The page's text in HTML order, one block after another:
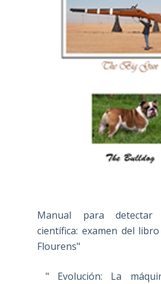
Manual para
científica: examen del
Flourens"
" Evolución: La